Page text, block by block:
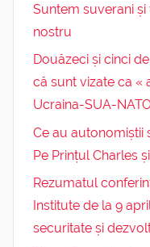
Suntem suverani
nostru
Douăzeci și cinci
că sunt vizate ca «
Ucraina-SUA-
Ce au autonomiștii
Pe Prințul Charles
Rezumatul
Institute de la 9
securitate și